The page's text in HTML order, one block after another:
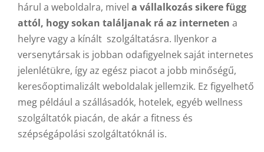
hárul a weboldalra, mivela vállalkozás sikere függ
attól, hogy sokan találjanak rá az internetena
helyre vagy a kínált szolgáltatásra. Ilyenkor a
versenytársak is jobban odafigyelnek saját internetes
jelenlétükre, így az egész piacot a jobb minőségű,
keresőoptimalizált weboldalak jellemzik. Ez figyelhető
meg például a szállásadók, hotelek, egyéb wellness
szolgáltatók piacán, de akár a fitness és
szépségápolási szolgáltatóknál is.